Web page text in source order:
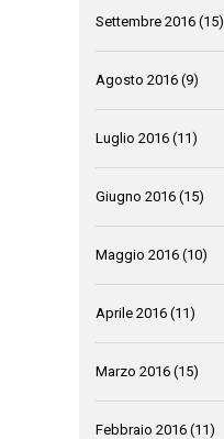
Settembre 2016 (15)
Agosto 2016 (9)
Luglio 2016 (11)
Giugno 2016 (15)
Maggio 2016 (10)
Aprile 2016 (11)
Marzo 2016 (15)
Febbraio 2016 (11)